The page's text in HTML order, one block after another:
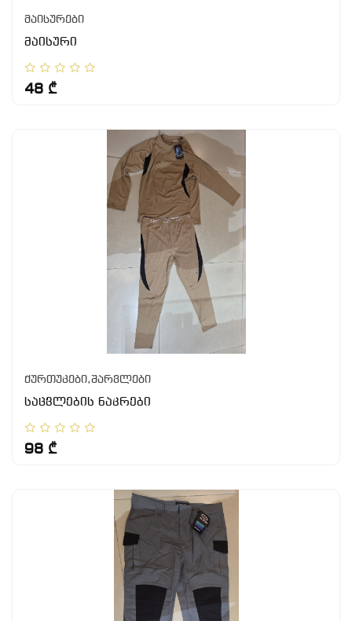
მაისურები
მაისური
48 ₾
ქურთუკები,შარვლები
საცვლების ნაკრები
98 ₾